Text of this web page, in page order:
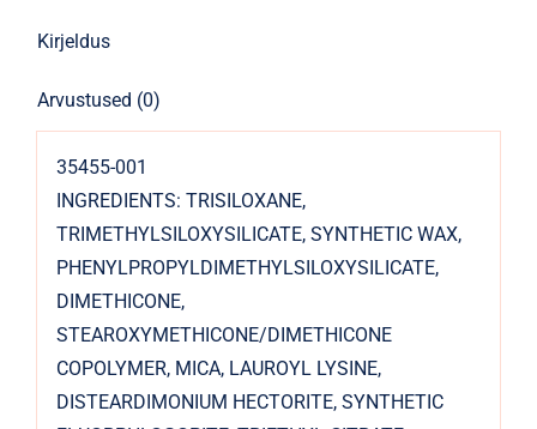
Kirjeldus
Arvustused (0)
35455-001
INGREDIENTS: TRISILOXANE,
TRIMETHYLSILOXYSILICATE, SYNTHETIC WAX,
PHENYLPROPYLDIMETHYLSILOXYSILICATE,
DIMETHICONE,
STEAROXYMETHICONE/DIMETHICONE
COPOLYMER, MICA, LAUROYL LYSINE,
DISTEARDIMONIUM HECTORITE, SYNTHETIC